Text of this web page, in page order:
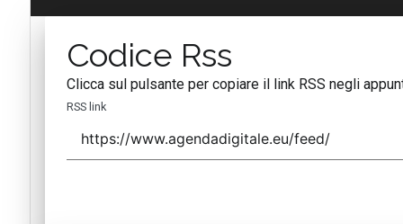
Codice Rss
Clicca sul pulsante per copiare il link RSS negli
RSS link